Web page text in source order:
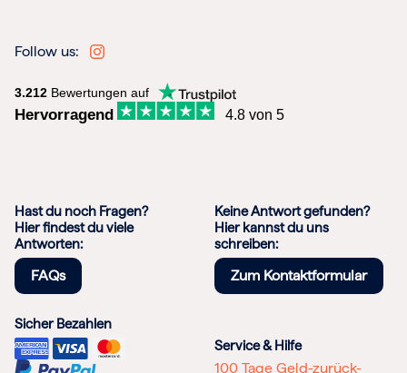
Follow us:
3.212 Bewertungen auf
Hervorragend 4.8 von 5
Hast du noch Fragen?
Hier findest du viele
Antworten:
FAQs
Keine Antwort gefunden?
Hier kannst du uns
schreiben:
Zum Kontaktformular
Sicher Bezahlen
Service & Hilfe
100 Tage Geld-zurück-